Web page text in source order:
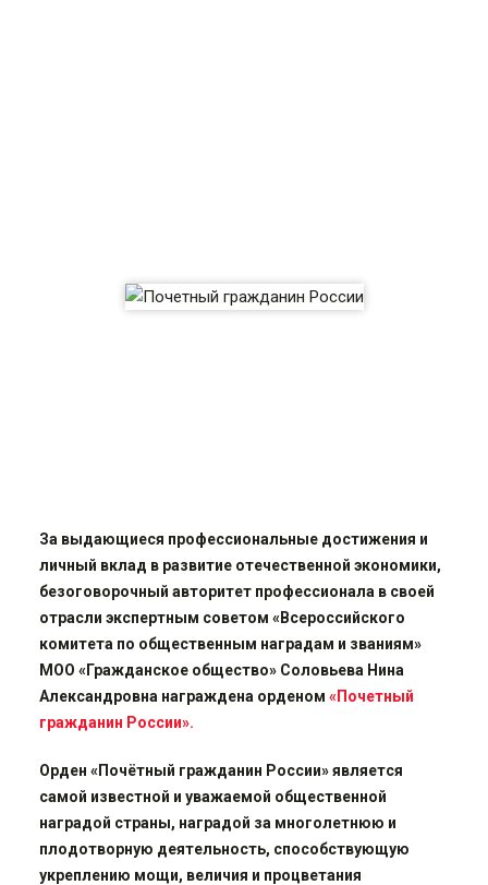
За выдающиеся профессиональные достижения и
личный вклад в развитие отечественной экономики,
безоговорочный авторитет профессионала в своей
отрасли экспертным советом «Всероссийского
комитета по общественным наградам и званиям»
МОО «Гражданское общество» Соловьева Нина
Александровна награждена орденом «Почетный
гражданин России».
Орден «Почётный гражданин России» является
самой известной и уважаемой общественной
наградой страны, наградой за многолетнюю и
плодотворную деятельность, способствующую
укреплению мощи, величия и процветания